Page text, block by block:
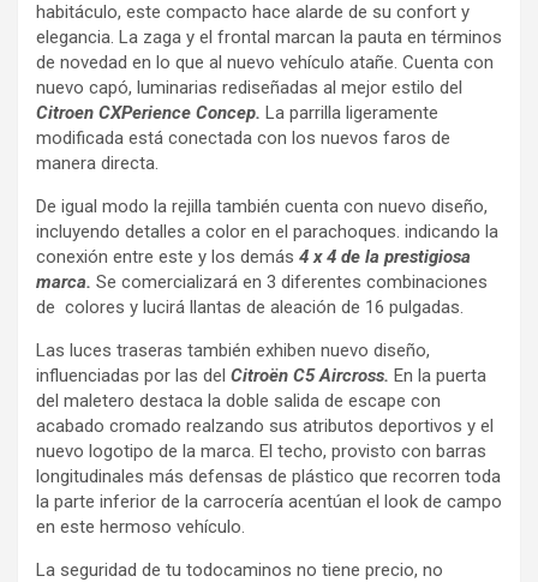
habitáculo, este compacto hace alarde de su confort y
elegancia. La zaga y el frontal marcan la pauta en términos
de novedad en lo que al nuevo vehículo atañe. Cuenta con
nuevo capó, luminarias rediseñadas al mejor estilo del
Citroen CXPerience Concep. La parrilla ligeramente
modificada está conectada con los nuevos faros de
manera directa.
De igual modo la rejilla también cuenta con nuevo diseño,
incluyendo detalles a color en el parachoques. indicando la
conexión entre este y los demás 4 x 4 de la prestigiosa
marca. Se comercializará en 3 diferentes combinaciones
de colores y lucirá llantas de aleación de 16 pulgadas.
Las luces traseras también exhiben nuevo diseño,
influenciadas por las del Citroën C5 Aircross. En la puerta
del maletero destaca la doble salida de escape con
acabado cromado realzando sus atributos deportivos y el
nuevo logotipo de la marca. El techo, provisto con barras
longitudinales más defensas de plástico que recorren toda
la parte inferior de la carrocería acentúan el look de campo
en este hermoso vehículo.
La seguridad de tu todocaminos no tiene precio, no